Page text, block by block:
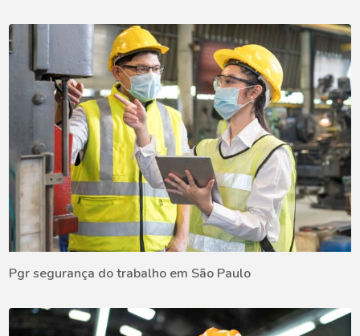
Pgr segurança do trabalho em São Paulo